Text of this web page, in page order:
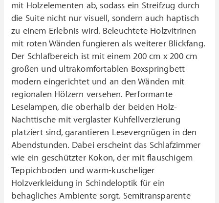
mit Holzelementen ab, sodass ein Streifzug durch
die Suite nicht nur visuell, sondern auch haptisch
zu einem Erlebnis wird. Beleuchtete Holzvitrinen
mit roten Wänden fungieren als weiterer Blickfang.
Der Schlafbereich ist mit einem 200 cm x 200 cm
großen und ultrakomfortablen Boxspringbett
modern eingerichtet und an den Wänden mit
regionalen Hölzern versehen. Performante
Leselampen, die oberhalb der beiden Holz-
Nachttische mit verglaster Kuhfellverzierung
platziert sind, garantieren Lesevergnügen in den
Abendstunden. Dabei erscheint das Schlafzimmer
wie ein geschützter Kokon, der mit flauschigem
Teppichboden und warm-kuscheliger
Holzverkleidung in Schindeloptik für ein
behagliches Ambiente sorgt. Semitransparente